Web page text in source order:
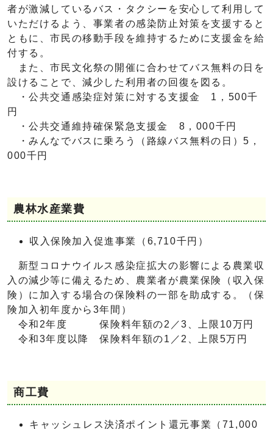
者が激減しているバス・タクシーを安心して利用して
いただけるよう、事業者の感染防止対策を支援すると
ともに、市民の移動手段を維持するために支援金を給
付する。
また、市民文化祭の開催に合わせてバス無料の日を
設けることで、減少した利用者の回復を図る。
・公共交通感染症対策に対する支援金 1，500千
円
・公共交通維持確保緊急支援金 8，000千円
・みんなでバスに乗ろう（路線バス無料の日）5，
000千円
農林水産業費
収入保険加入促進事業（6,710千円）
新型コロナウイルス感染症拡大の影響による農業収
入の減少等に備えるため、農業者が農業保険（収入保
険）に加入する場合の保険料の一部を助成する。（保
険加入初年度から3年間）
令和2年度 保険料年額の2／3、上限10万円
令和3年度以降 保険料年額の1／2、上限5万円
商工費
キャッシュレス決済ポイント還元事業（71,000